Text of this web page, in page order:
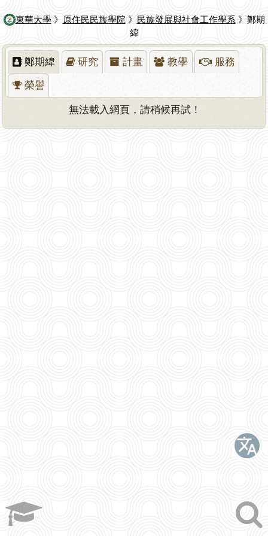
東華大學》 原住民民族學院》 民族發展與社會工作學系 》鄭期
緯
鄭期緯 研究 計畫 教學 服務
榮譽
無法載入網頁，請稍候再試！